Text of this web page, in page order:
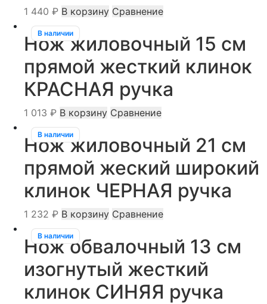
1 440 ₽ В корзину Сравнение
В наличии
Нож жиловочный 15 см
прямой жесткий клинок
КРАСНАЯ ручка
1 013 ₽ В корзину Сравнение
В наличии
Нож жиловочный 21 см
прямой жеский широкий
клинок ЧЕРНАЯ ручка
1 232 ₽ В корзину Сравнение
В наличии
Нож обвалочный 13 см
изогнутый жесткий
клинок СИНЯЯ ручка